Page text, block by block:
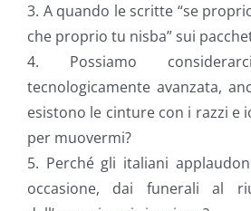
3. A quando le scritte “se
che proprio tu nisba” sui
4. Possiamo
tecnologicamente avanzata,
esistono le cinture con i razzi e
per muovermi?
5. Perché gli italiani
occasione, dai funerali al